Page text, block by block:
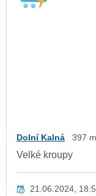
Dolní Kalná 397
Velké kroupy
21.06.2024,